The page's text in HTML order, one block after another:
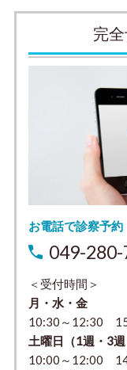
完
お電話で診察予約
049-
＜受付時間＞
月・水・金
10:30～12:30
土曜日（1週・3週
10:00～12:00